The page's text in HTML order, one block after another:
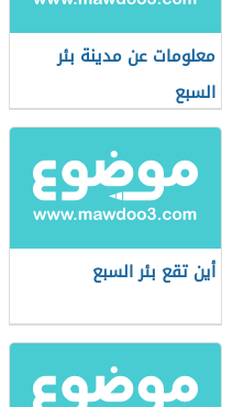
معلومات عن مدينة بئر
السبع
أين تقع بئر السبع